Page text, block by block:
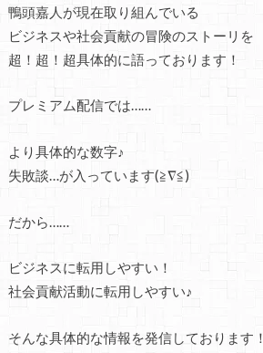
鴨頭嘉人が現在取り組んでいる
ビジネスや社会貢献の冒険のストーリを
超！超！超具体的に語っております！
プレミアム配信では……
より具体的な数字♪
失敗談…が入っています(≧∇≦)
だから……
ビジネスに転用しやすい！
社会貢献活動に転用しやすい♪
そんな具体的な情報を発信しております！